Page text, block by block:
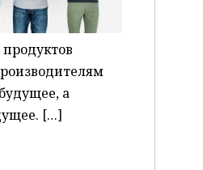
а
[…]